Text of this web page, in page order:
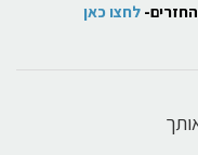
לחצו כאן